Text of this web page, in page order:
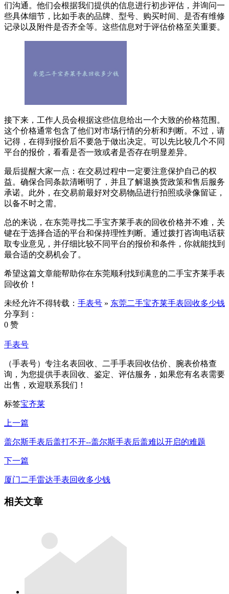
们沟通。他们会根据我们提供的信息进行初步评估，并询问一
些具体细节，比如手表的品牌、型号、购买时间、是否有维修
记录以及附件是否齐全等。这些信息对于评估价格至关重要。
接下来，工作人员会根据这些信息给出一个大致的价格范围。
这个价格通常包含了他们对市场行情的分析和判断。不过，请
记得，在得到报价后不要急于做出决定。可以先比较几个不同
平台的报价，看看是否一致或者是否存在明显差异。
最后提醒大家一点：在交易过程中一定要注意保护自己的权
益。确保合同条款清晰明了，并且了解退换货政策和售后服务
承诺。此外，在交易前最好对交易物品进行拍照或录像留证，
以备不时之需。
总的来说，在东莞寻找二手宝齐莱手表的回收价格并不难，关
键在于选择合适的平台和保持理性判断。通过拨打咨询电话获
取专业意见，并仔细比较不同平台的报价和条件，你就能找到
最合适的交易机会了。
希望这篇文章能帮助你在东莞顺利找到满意的二手宝齐莱手表
回收价！
未经允许不得转载： 手表号 » 东莞二手宝齐莱手表回收多少钱
分享到：
0 赞
手表号
（手表号）专注名表回收、二手手表回收估价、腕表价格查
询，为您提供手表回收、鉴定、评估服务，如果您有名表需要
出售，欢迎联系我们！
标签宝齐莱
上一篇
盖尔斯手表后盖打不开--盖尔斯手表后盖难以开启的难题
下一篇
厦门二手雷达手表回收多少钱
相关文章